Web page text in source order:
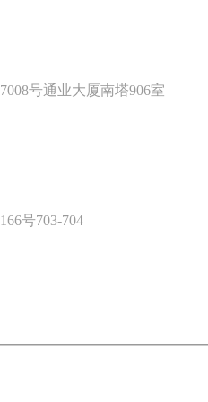
7008号通业大厦南塔906室
166号703-704